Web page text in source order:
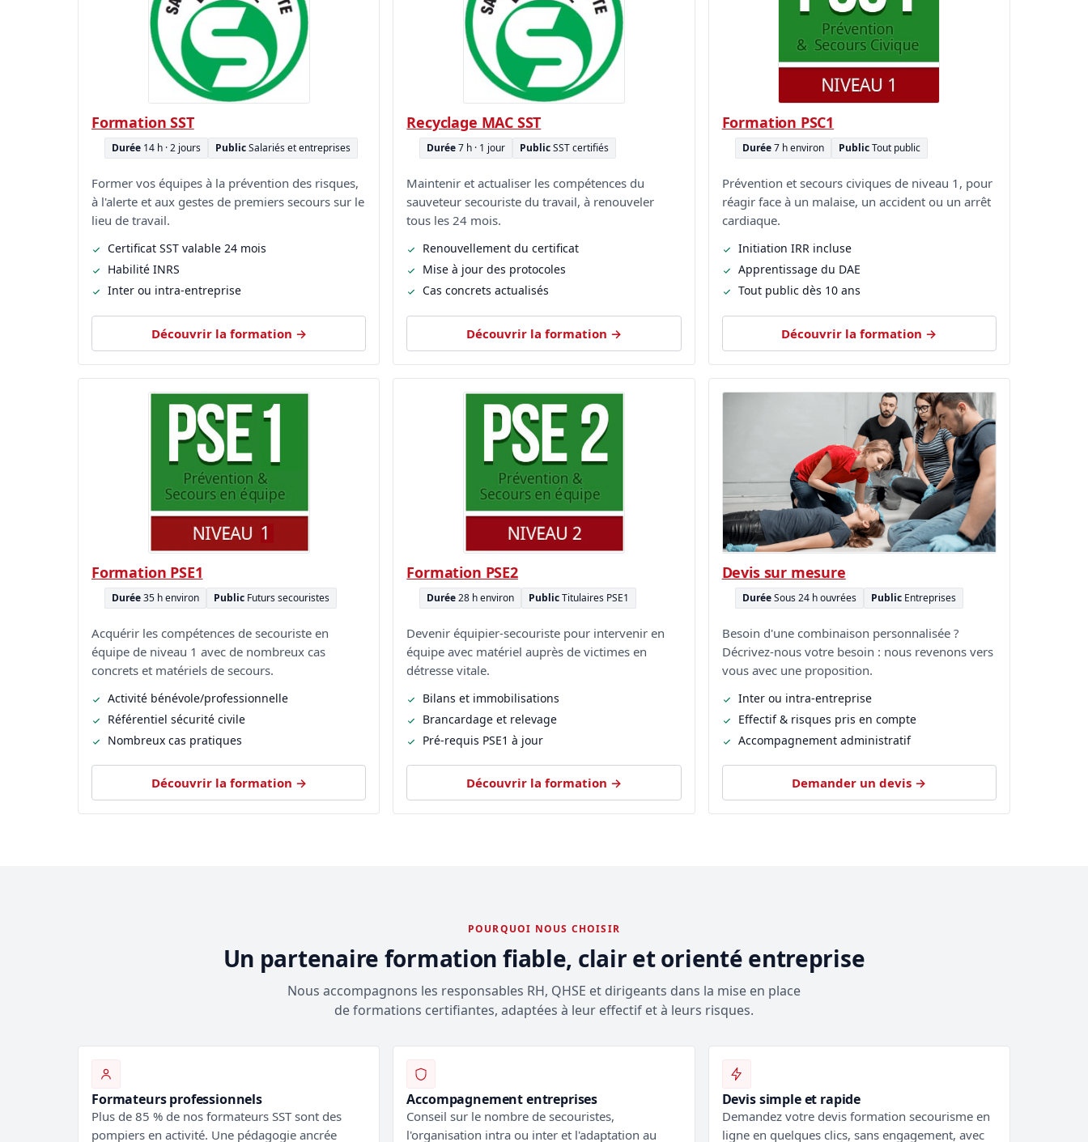
Formation SST
Durée 14 h · 2 jours PublicSalariés et entreprises
Former vos équipes à la prévention des risques,
à l'alerte et aux gestes de premiers secours sur le
lieu de travail.
Certificat SST valable 24 mois
Habilité INRS
Inter ou intra-entreprise
Découvrir la formation →
Recyclage MAC SST
Durée7 h · 1 jour PublicSST certifiés
Maintenir et actualiser les compétences du
sauveteur secouriste du travail, à renouveler
tous les 24 mois.
Renouvellement du certificat
Mise à jour des protocoles
Cas concrets actualisés
Découvrir la formation →
Formation PSC1
Durée7 h environ PublicTout public
Prévention et secours civiques de niveau 1, pour
réagir face à un malaise, un accident ou un arrêt
cardiaque.
Initiation IRR incluse
Apprentissage du DAE
Tout public dès 10 ans
Découvrir la formation →
Formation PSE1
Durée35 h environ Public Futurs secouristes
Acquérir les compétences de secouriste en
équipe de niveau 1 avec de nombreux cas
concrets et matériels de secours.
Activité bénévole/professionnelle
Référentiel sécurité civile
Nombreux cas pratiques
Découvrir la formation →
Formation PSE2
Durée28 h environ PublicTitulaires PSE1
Devenir équipier-secouriste pour intervenir en
équipe avec matériel auprès de victimes en
détresse vitale.
Bilans et immobilisations
Brancardage et relevage
Pré-requis PSE1 à jour
Découvrir la formation →
Devis sur mesure
DuréeSous 24 h ouvrées PublicEntreprises
Besoin d'une combinaison personnalisée ?
Décrivez-nous votre besoin : nous revenons vers
vous avec une proposition.
Inter ou intra-entreprise
Effectif & risques pris en compte
Accompagnement administratif
Demander un devis →
POURQUOI NOUS CHOISIR
Un partenaire formation fiable, clair et orienté entreprise
Nous accompagnons les responsables RH, QHSE et dirigeants dans la mise en place
de formations certifiantes, adaptées à leur effectif et à leurs risques.
Formateurs professionnels
Plus de 85 % de nos formateurs SST sont des
pompiers en activité. Une pédagogie ancrée
Accompagnement entreprises
Conseil sur le nombre de secouristes,
l'organisation intra ou inter et l'adaptation au
Devis simple et rapide
Demandez votre devis formation secourisme en
ligne en quelques clics, sans engagement, avec